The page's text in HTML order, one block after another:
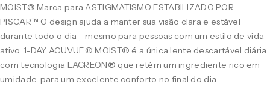
MOIST® Marca para ASTIGMATISMO ESTABILIZADO POR
PISCAR™ O design ajuda a manter sua visão clara e estável
durante todo o dia - mesmo para pessoas com um estilo de vida
ativo. 1-DAY ACUVUE® MOIST® é a única lente descartável diária
com tecnologia LACREON® que retém um ingrediente rico em
umidade, para um excelente conforto no final do dia.